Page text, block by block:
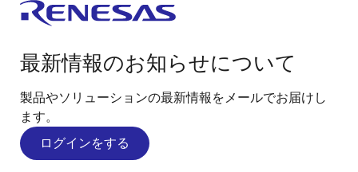
最新情報のお知らせについて
製品やソリューションの最新情報をメールでお届けし
ます。
ログインをする